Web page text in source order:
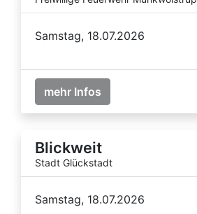
Samstag, 18.07.2026
mehr Infos
Blickweit
Stadt Glückstadt
Samstag, 18.07.2026